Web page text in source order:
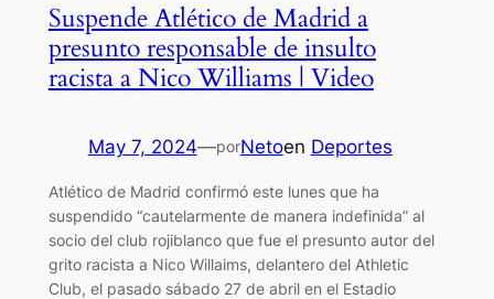
Suspende Atlético de Madrid a
presunto responsable de insulto
racista a Nico Williams | Video
May 7, 2024—porNetoen Deportes
Atlético de Madrid confirmó este lunes que ha
suspendido “cautelarmente de manera indefinida” al
socio del club rojiblanco que fue el presunto autor del
grito racista a Nico Willaims, delantero del Athletic
Club, el pasado sábado 27 de abril en el Estadio